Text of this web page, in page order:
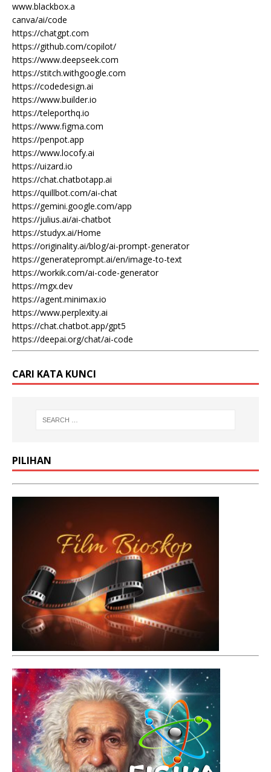
www.blackbox.a
canva/ai/code
https://chatgpt.com
https://github.com/copilot/
https://www.deepseek.com
https://stitch.withgoogle.com
https://codedesign.ai
https://www.builder.io
https://teleporthq.io
https://www.figma.com
https://penpot.app
https://www.locofy.ai
https://uizard.io
https://chat.chatbotapp.ai
https://quillbot.com/ai-chat
https://gemini.google.com/app
https://julius.ai/ai-chatbot
https://studyx.ai/Home
https://originality.ai/blog/ai-prompt-generator
https://generateprompt.ai/en/image-to-text
https://workik.com/ai-code-generator
https://mgx.dev
https://agent.minimax.io
https://www.perplexity.ai
https://chat.chatbot.app/gpt5
https://deepai.org/chat/ai-code
CARI KATA KUNCI
PILIHAN